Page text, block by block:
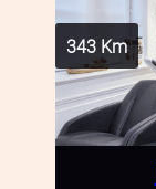
343 Km